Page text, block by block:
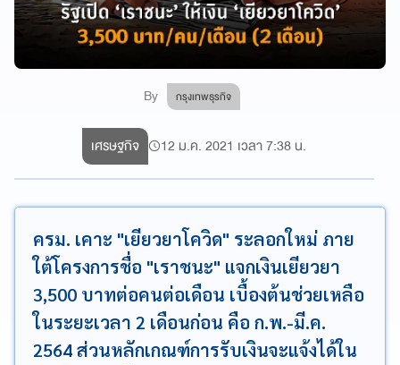
By กรุงเทพธุรกิจ
เศรษฐกิจ 12 ม.ค. 2021 เวลา 7:38 น.
ครม. เคาะ "เยียวยาโควิด" ระลอกใหม่ ภาย
ใต้โครงการชื่อ "เราชนะ" แจกเงินเยียวยา
3,500 บาทต่อคนต่อเดือน เบื้องต้นช่วยเหลือ
ในระยะเวลา 2 เดือนก่อน คือ ก.พ.-มี.ค.
2564 ส่วนหลักเกณฑ์การรับเงินจะแจ้งได้ใน